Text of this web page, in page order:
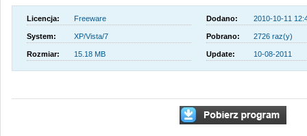
Licencja: Freeware Dodano: 2010-10-11
System: XP/Vista/7 Pobrano: 2726 raz(y)
Rozmiar: 15.18 MB Update: 10-08-2011